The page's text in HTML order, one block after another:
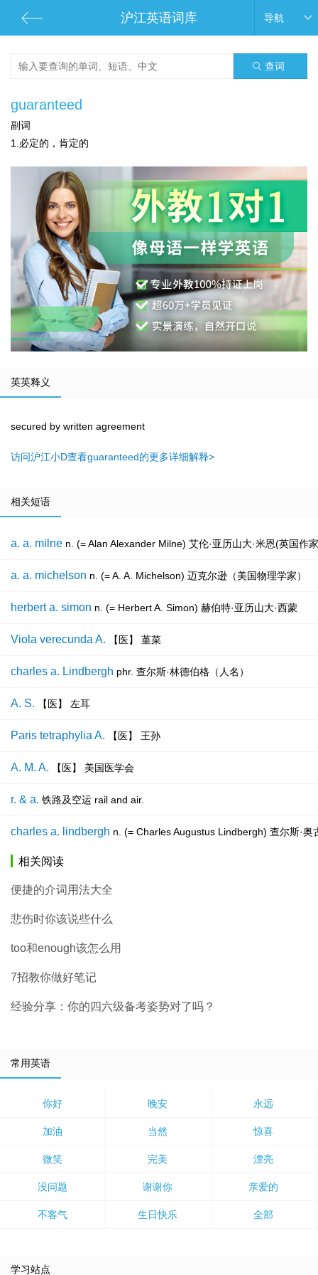
沪江英语词库 导航
查词
guaranteed
副词
1.必定的，肯定的
英英释义
secured by written agreement
访问沪江小D查看guaranteed的更多详细解释>
相关短语
a. a. milne n. (= Alan Alexander Milne) 艾伦·亚历山大·米恩(英国
a. a. michelson n. (= A. A. Michelson) 迈克尔逊（美国物理学家）
herbert a. simon n. (= Herbert A. Simon) 赫伯特·亚历山大·西蒙
Viola verecunda A. 【医】 堇菜
charles a. Lindbergh phr. 查尔斯·林德伯格（人名）
A. S. 【医】 左耳
Paris tetraphylia A. 【医】 王孙
A. M. A. 【医】 美国医学会
r. & a. 铁路及空运 rail and air.
charles a. lindbergh n. (= Charles Augustus Lindbergh) 查尔斯·奥
相关阅读
便捷的介词用法大全
悲伤时你该说些什么
too和enough该怎么用
7招教你做好笔记
经验分享：你的四六级备考姿势对了吗？
常用英语
你好 晚安 永远
加油 当然 惊喜
微笑 完美 漂亮
没问题 谢谢你 亲爱的
不客气 生日快乐 全部
学习站点